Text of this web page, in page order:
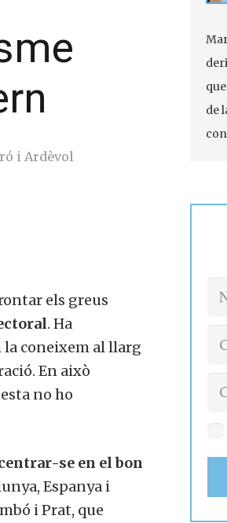
i Ardèvol
els greus
. Ha
coneixem al llarg
En això
no ho
se en el bon
Espanya i
i Prat, que
de